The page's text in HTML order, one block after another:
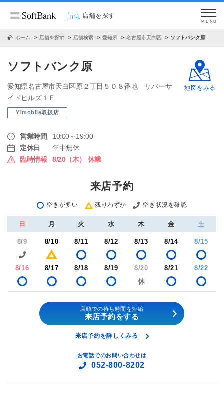
店舗を探す
MENU
ホーム 店舗を探す 店舗検索 愛知県 名古屋市天白区 ソフトバンク原
ソフトバンク原
愛知県名古屋市天白区原２丁目５０８番地 リバーサ
イドヒルズ１Ｆ
Y!mobile取扱店
営業時間
10:00～19:00
定休日
年中無休
臨時情報
8/20（木） 休業
地図をみる
来店予約
空きが多い 残りわずか 空き状況を確認
日 月 火 水 木 金 土
8/9 8/10 8/11 8/12 8/13 8/14 8/15
8/16 8/17 8/18 8/19 8/20 8/21 8/22
店頭での待ち時間を短縮
来店予約をする
来店予約を詳しくみる
お電話でのお問い合わせは
052-800-8202